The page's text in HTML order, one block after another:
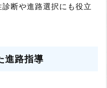
断や進路選択にも役立
進路指導